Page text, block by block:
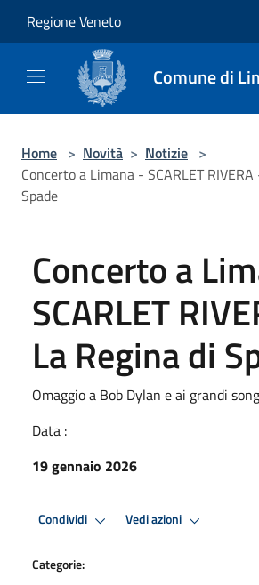
Regione Veneto
Comune di
Home > Novità > Notizie >
Concerto a Limana - SCARLET
Spade
Concerto a
SCARLET
La Regina di
Omaggio a Bob Dylan e ai grandi
Data :
19 gennaio 2026
Condividi Vedi azioni
Categorie: